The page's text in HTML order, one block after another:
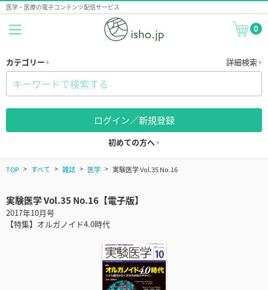
医学・医療の電子コンテンツ配信サービス
0
カテゴリー 詳細検索
ログイン／新規登録
初めての方へ
TOP すべて 雑誌 医学 実験医学 Vol.35 No.16
実験医学 Vol.35 No.16【電子版】
2017年10月号
【特集】オルガノイド4.0時代